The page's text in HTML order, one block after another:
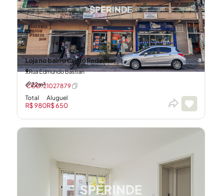
Loja no bairro Cristo Redentor
Rua Edmundo Bastian
22m²
Total
R$ 980
Aluguel
R$ 650
CÓD: 21027879